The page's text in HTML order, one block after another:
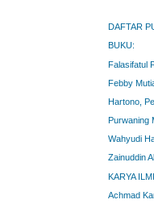
DAFTAR
BUKU:
Falasifatul
Febby
Hartono,
Purwaning
Wahyudi
Zainuddin
KARYA
Achmad